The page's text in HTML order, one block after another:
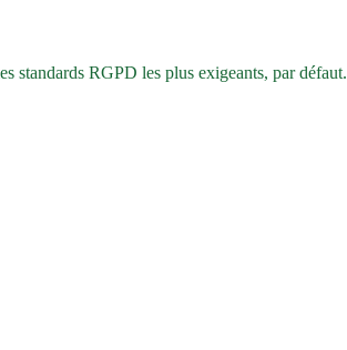
standards RGPD les plus exigeants, par défaut.